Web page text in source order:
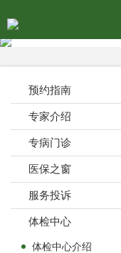
预约指南
专家介绍
专病门诊
医保之窗
服务投诉
体检中心
体检中心介绍